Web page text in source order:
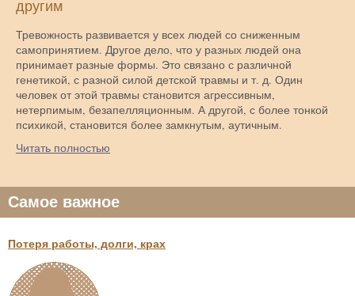
Самое важное
Потеря работы, долги, крах
другим
Тревожность развивается у всех людей со сниженным
самопринятием. Другое дело, что у разных людей она
принимает разные формы. Это связано с различной
генетикой, с разной силой детской травмы и т. д. Один
человек от этой травмы становится агрессивным,
нетерпимым, безапелляционным. А другой, с более тонкой
психикой, становится более замкнутым, аутичным.
Читать полностью